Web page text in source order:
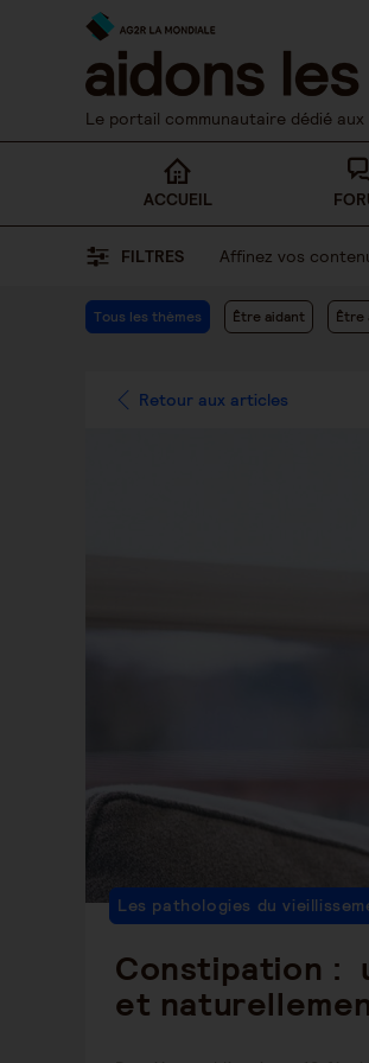
Le portail communautaire dédié aux
ACCUEIL
FILTRES Affinez vos
Tous les thèmes Être aidant Être
Retour aux articles
Constipation :
et
Les pathologies du